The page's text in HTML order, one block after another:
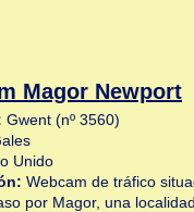
Magor Newport
Gwent (nº 3560)
Unido
Webcam de tráfico
por Magor, una